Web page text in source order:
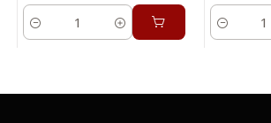
Cantidad Cantidad